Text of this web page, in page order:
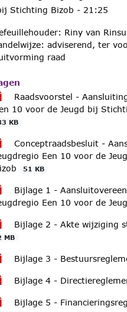
Stichting Bizob - 21:25
Riny van
adviserend, ter
raad
Raadsvoorstel -
10 voor de Jeugd bij
KB
Conceptraadsbesluit -
Een 10 voor de
51 KB
Bijlage 1 -
Een 10 voor de
Bijlage 2 - Akte wijziging
MB
Bijlage 3 -
Bijlage 4 -
Bijlage 5 -